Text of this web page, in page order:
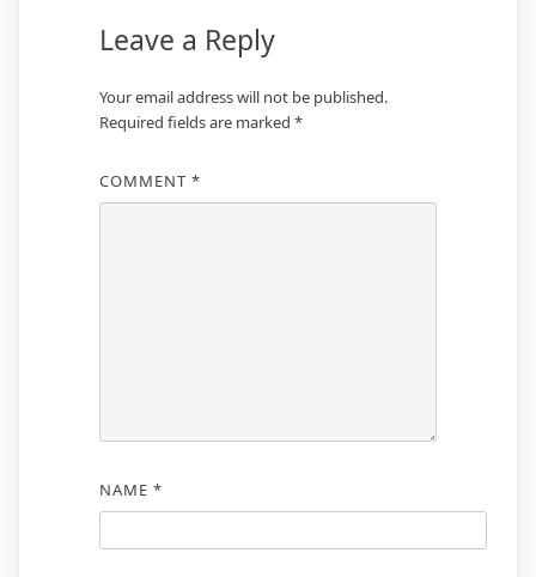
Leave a Reply
Your email address will not be published.
Required fields are marked *
COMMENT *
NAME *